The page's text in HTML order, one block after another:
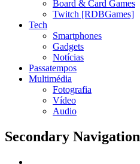
Board & Card Games
Twitch [RDBGames]
Tech
Smartphones
Gadgets
Notícias
Passatempos
Multimédia
Fotografia
Vídeo
Audio
Secondary Navigation